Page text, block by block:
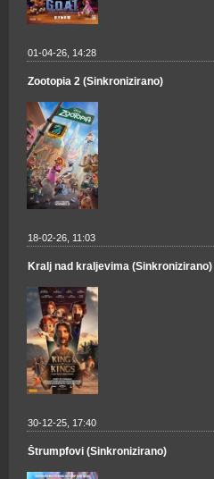
01-04-26, 14:28
Zootopia 2 (Sinkronizirano)
18-02-26, 11:03
Kralj nad kraljevima (Sinkronizirano)
30-12-25, 17:40
Štrumpfovi (Sinkronizirano)